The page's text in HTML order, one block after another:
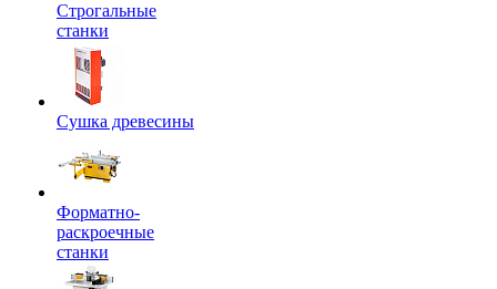
Строгальные
станки
Сушка древесины
Форматно-
раскроечные
станки